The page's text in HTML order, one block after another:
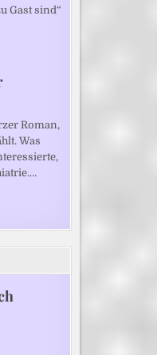
Gast sind“
Roman,
Was